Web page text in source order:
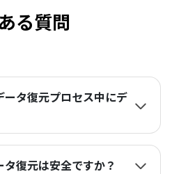
る質問
タ復元プロセス中にデ
復元は安全ですか？